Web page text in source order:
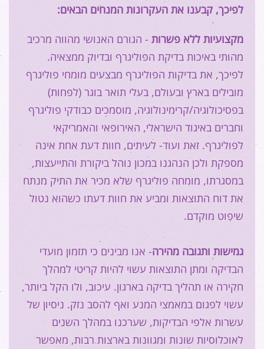
לפיכך, קבענו את העקרונות המנחים הבאים:
מקצועיות ללא פשרות - הגורם האנושי מהווה מרכיב
מהותי באיכות בדיקת הפוליגרף ובדיוק ממצאיה.
לפיכך, את בדיקות הפוליגרף מבצעים מומחי פוליגרף
מובילים בארץ ובעולם, בעלי תואר בוגר (לפחות)
בפסיכולוגיה/קרימינולוגיה, מוסמכים כבודקי פוליגרף
וחברים באיגוד הישראלי, האירופאי והאמריקאי
לפוליגרף. זאת ועוד- לעיתים, חוות דעת אחת אינה
מספקת ולכן הנהגנו במכון נוהל ביקורת והתייעצות,
במסגרתו, מומחה פוליגרף שלא מכיר את התיק מנתח
את דוח התוצאות ומביע את חוות דעתו כשהוא נטול
שיפוט מוקדם.
גמישות ותגובה מהירה- אנו מבינים כי תזמון מועדי
הבדיקה ומתן התוצאות עשוי להיות קריטי למהלך
חקירה או תהליך בדיקה בארגון. עיכוב, ולו הקל ביותר,
עשוי לפגום במאמצי המנע ואף להסב נזק. ניסיון של
עשרות אלפי הבדיקות, שערכנו במהלך השנים
לאוכלוסיות שונות ומגוונות בארצות רבות, מאפשר